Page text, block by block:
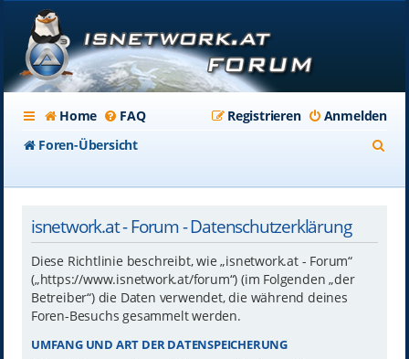
Home FAQ Anmelden
Registrieren
Foren-Übersicht
isnetwork.at - Forum - Datenschutzerklärung
Diese Richtlinie beschreibt, wie „isnetwork.at - Forum“
(„https://www.isnetwork.at/forum“) (im Folgenden „der
Betreiber“) die Daten verwendet, die während deines
Foren-Besuchs gesammelt werden.
UMFANG UND ART DER DATENSPEICHERUNG